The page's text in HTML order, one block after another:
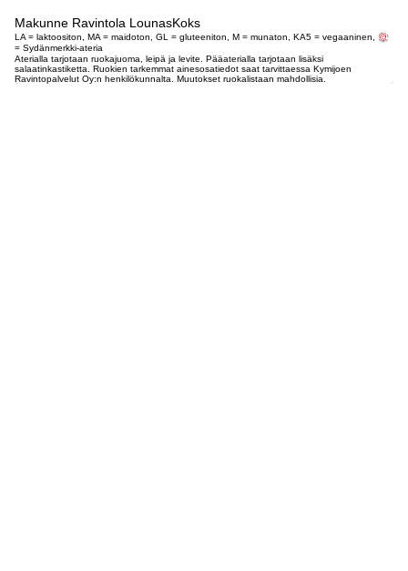
Makunne Ravintola LounasKoks
LA = laktoositon, MA = maidoton, GL = gluteeniton, M = munaton, KA5 = vegaaninen,
= Sydänmerkki-ateria
Aterialla tarjotaan ruokajuoma, leipä ja levite. Pääaterialla tarjotaan lisäksi
salaatinkastiketta. Ruokien tarkemmat ainesosatiedot saat tarvittaessa Kymijoen
Ravintopalvelut Oy:n henkilökunnalta. Muutokset ruokalistaan mahdollisia.